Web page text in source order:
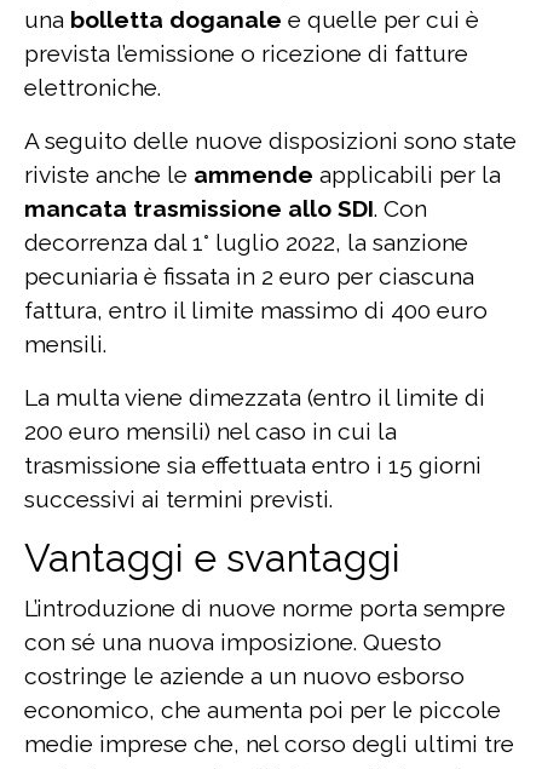
una bolletta doganale e quelle per cui è
prevista l’emissione o ricezione di fatture
elettroniche.
A seguito delle nuove disposizioni sono state
riviste anche le ammende applicabili per la
mancata trasmissione allo SDI. Con
decorrenza dal 1° luglio 2022, la sanzione
pecuniaria è fissata in 2 euro per ciascuna
fattura, entro il limite massimo di 400 euro
mensili.
La multa viene dimezzata (entro il limite di
200 euro mensili) nel caso in cui la
trasmissione sia effettuata entro i 15 giorni
successivi ai termini previsti.
Vantaggi e svantaggi
L’introduzione di nuove norme porta sempre
con sé una nuova imposizione. Questo
costringe le aziende a un nuovo esborso
economico, che aumenta poi per le piccole
medie imprese che, nel corso degli ultimi tre